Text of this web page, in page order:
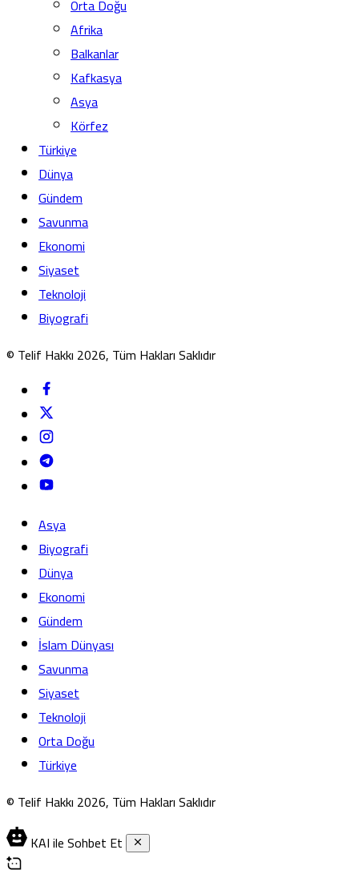
Orta Doğu
Afrika
Balkanlar
Kafkasya
Asya
Körfez
Türkiye
Dünya
Gündem
Savunma
Ekonomi
Siyaset
Teknoloji
Biyografi
© Telif Hakkı 2026, Tüm Hakları Saklıdır
Asya
Biyografi
Dünya
Ekonomi
Gündem
İslam Dünyası
Savunma
Siyaset
Teknoloji
Orta Doğu
Türkiye
© Telif Hakkı 2026, Tüm Hakları Saklıdır
KAI ile Sohbet Et